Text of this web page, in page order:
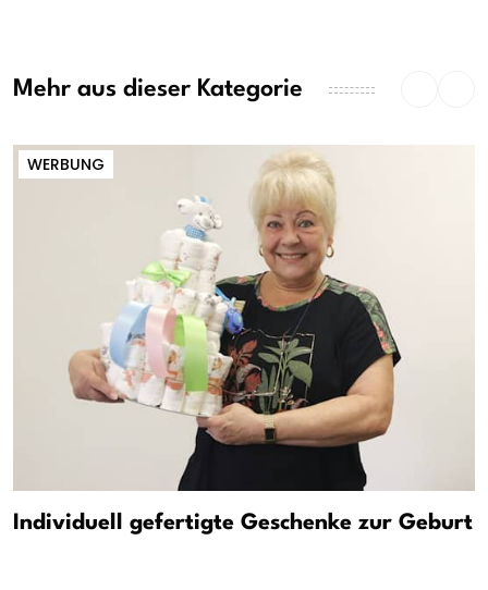
Mehr aus dieser Kategorie
WERBUNG
Individuell gefertigte Geschenke zur Geburt